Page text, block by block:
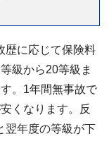
歴に応じて保険料
級から20等級ま
。1年間無事故で
くなります。反
翌年度の等級が下